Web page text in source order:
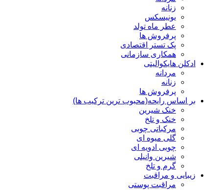
زنانه
یونیسکس
عطر ماه تولد
پرفروش ها
پک تستر اقتصادی
همکاری سازمانی
ادکلن هایکوالیتی
مردانه
زنانه
پرفروش ها
بر اساس رایحه(محبوب ترین ترکیب ها)
خنک شیرین
خنک و تلخ
مرکباتی چوبی
گلی میوه ای
چوبی ادویه ای
شیرین وانیلی
گرم و تلخ
زیبایی و مراقبت
مراقبت پوستی